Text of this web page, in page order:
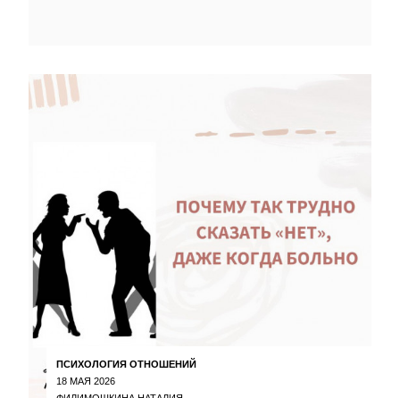
ПСИХОЛОГИЯ ОТНОШЕНИЙ
18 МАЯ 2026